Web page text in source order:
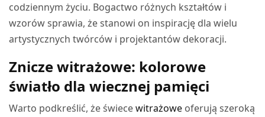
codziennym życiu. Bogactwo różnych kształtów i
wzorów sprawia, że stanowi on inspirację dla wielu
artystycznych twórców i projektantów dekoracji.
Znicze witrażowe: kolorowe
światło dla wiecznej pamięci
Warto podkreślić, że świecewitrażowe oferują szeroką